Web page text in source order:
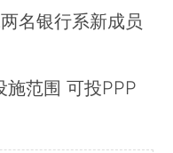
名银行系新成员
施范围 可投PPP